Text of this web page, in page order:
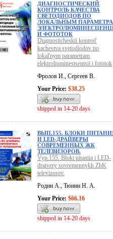
ДИАГНОСТИЧЕСКИЙ
КОНТРОЛЬ КАЧЕСТВА
СВЕТОДИОДОВ ПО
ЛОКАЛЬНЫМ
И ФОТОТОК
Diagnosticheskii kontrol'
kachestva svetodiodov po
lokal'nym parametram
elektroliuminestsentsii i fototok
Фролов И., Сергеев В.
Your Price: $38.25
shipped in 14-20 days
ВЫП.155. БЛОКИ
И LED-ДРАЙВЕРЫ
СОВРЕМЕННЫХ ЖК
ТЕЛЕВИЗОРОВ.
Vyp.155. Bloki pitaniia i LED-
draivery sovremennykh ZhK
televizorov.
Родин А., Тюнин Н. А.
Your Price: $66.16
shipped in 14-20 days